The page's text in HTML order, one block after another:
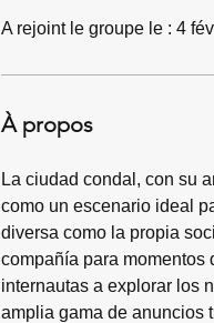
A rejoint le groupe le : 4
À propos
La ciudad condal, con su
como un escenario ideal
diversa como la propia
compañía para momentos
internautas a explorar los
amplia gama de anuncios